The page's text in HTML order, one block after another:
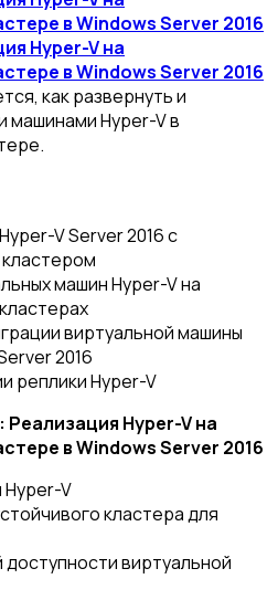
в Windows Server 2016
Hyper-V на
в Windows Server 2016
как развернуть и
машинами Hyper-V в
V Server 2016 с
машин Hyper-V на
виртуальной машины
2016
реплики Hyper-V
Hyper-V на
в Windows Server 2016
Hyper-V
кластера для
виртуальной